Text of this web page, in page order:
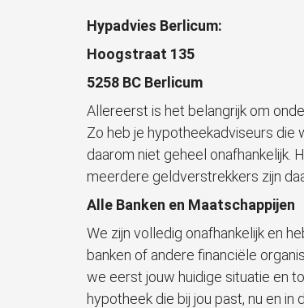
Hypadvies Berlicum:
Hoogstraat 135
5258 BC Berlicum
Allereerst is het belangrijk om
Zo heb je hypotheekadviseurs die
daarom niet geheel onafhankelijk.
meerdere geldverstrekkers zijn
Alle Banken en Maatschappijen
We zijn volledig onafhankelijk en
banken of andere financiële
we eerst jouw huidige situatie en
hypotheek die bij jou past, nu en in